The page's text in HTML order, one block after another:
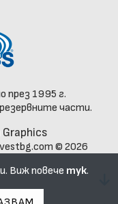
през 1995 г.
части.
Graphics
© 2026
Виж повече тук.